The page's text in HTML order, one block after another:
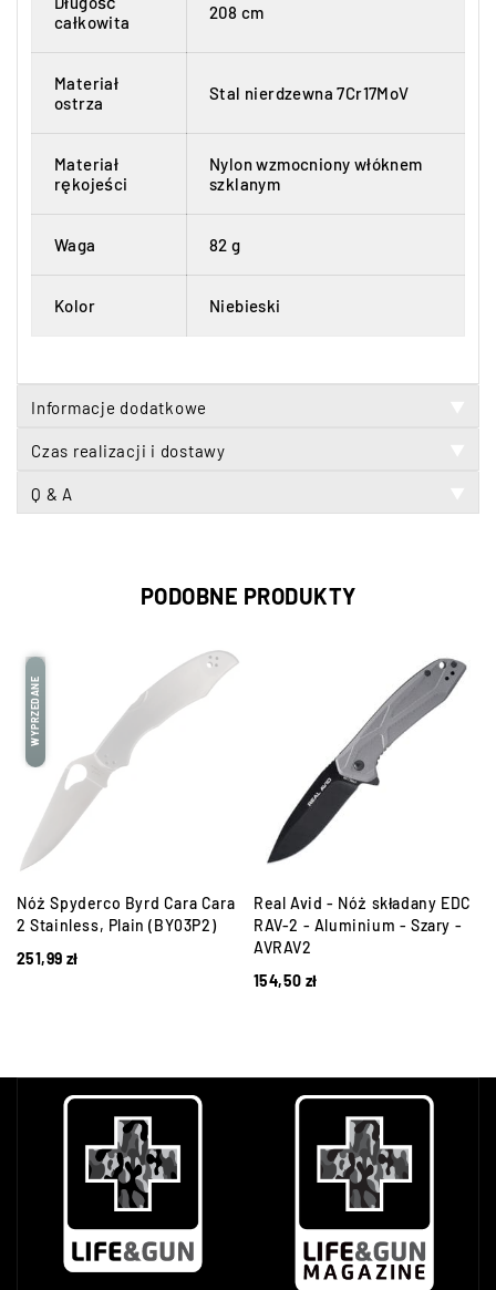
całkowita
208 cm
Materiał
ostrza
Stal nierdzewna 7Cr17MoV
Materiał
rękojeści
Nylon wzmocniony włóknem
szklanym
Waga 82 g
Kolor Niebieski
Informacje dodatkowe
Czas realizacji i dostawy
Q & A
PODOBNE PRODUKTY
WYPRZEDANE
Nóż Spyderco Byrd Cara Cara
2 Stainless, Plain (BY03P2)
251,99 zł
Real Avid - Nóż składany EDC
RAV-2 - Aluminium - Szary -
AVRAV2
154,50 zł